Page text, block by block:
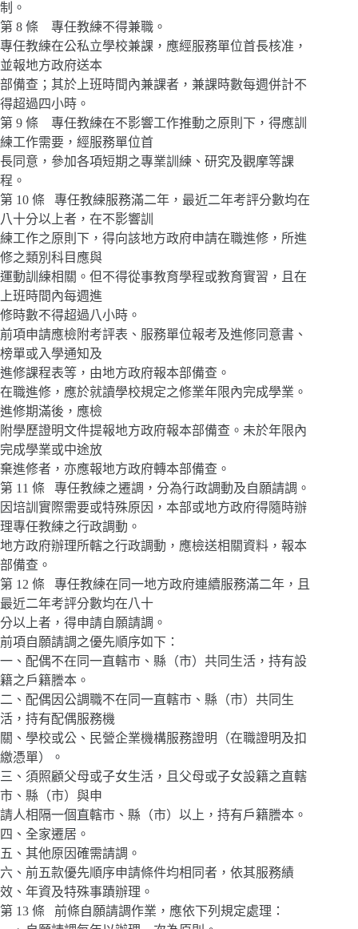
制。
第 8 條 專任教練不得兼職。
專任教練在公私立學校兼課，應經服務單位首長核准，
並報地方政府送本
部備查；其於上班時間內兼課者，兼課時數每週併計不
得超過四小時。
第 9 條 專任教練在不影響工作推動之原則下，得應訓
練工作需要，經服務單位首
長同意，參加各項短期之專業訓練、研究及觀摩等課
程。
第 10 條 專任教練服務滿二年，最近二年考評分數均在
八十分以上者，在不影響訓
練工作之原則下，得向該地方政府申請在職進修，所進
修之類別科目應與
運動訓練相關。但不得從事教育學程或教育實習，且在
上班時間內每週進
修時數不得超過八小時。
前項申請應檢附考評表、服務單位報考及進修同意書、
榜單或入學通知及
進修課程表等，由地方政府報本部備查。
在職進修，應於就讀學校規定之修業年限內完成學業。
進修期滿後，應檢
附學歷證明文件提報地方政府報本部備查。未於年限內
完成學業或中途放
棄進修者，亦應報地方政府轉本部備查。
第 11 條 專任教練之遷調，分為行政調動及自願請調。
因培訓實際需要或特殊原因，本部或地方政府得隨時辦
理專任教練之行政調動。
地方政府辦理所轄之行政調動，應檢送相關資料，報本
部備查。
第 12 條 專任教練在同一地方政府連續服務滿二年，且
最近二年考評分數均在八十
分以上者，得申請自願請調。
前項自願請調之優先順序如下：
一、配偶不在同一直轄市、縣（市）共同生活，持有設
籍之戶籍謄本。
二、配偶因公調職不在同一直轄市、縣（市）共同生
活，持有配偶服務機
關、學校或公、民營企業機構服務證明（在職證明及扣
繳憑單）。
三、須照顧父母或子女生活，且父母或子女設籍之直轄
市、縣（市）與申
請人相隔一個直轄市、縣（市）以上，持有戶籍謄本。
四、全家遷居。
五、其他原因確需請調。
六、前五款優先順序申請條件均相同者，依其服務績
效、年資及特殊事蹟辦理。
第 13 條 前條自願請調作業，應依下列規定處理：